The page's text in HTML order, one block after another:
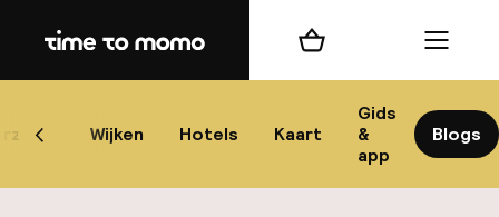
Home
Wijken Hotels Kaart
Gids
&
app
Blogs
Scroll naar links
Winkelmand Menu